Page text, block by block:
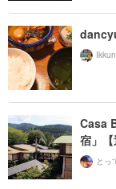
Ikkun
Casa
宿」【